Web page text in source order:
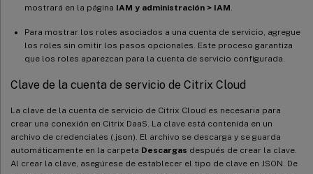
mostrará en la página IAM y administración > IAM
Para mostrar los roles asociados a una cuenta de servicio, agregue
los roles sin omitir los pasos opcionales. Este proceso garantiza
que los roles aparezcan para la cuenta de servicio configurada.
Clave de la cuenta de servicio de Citrix Cloud
La clave de la cuenta de servicio de Citrix Cloud es necesaria para
crear una conexión en Citrix DaaS. La clave está contenida en un
archivo de credenciales (.json). El archivo se descarga y se guarda
automáticamente en la carpeta Descargas después de crear la clave.
Al crear la clave, asegúrese de establecer el tipo de clave en JSON. De